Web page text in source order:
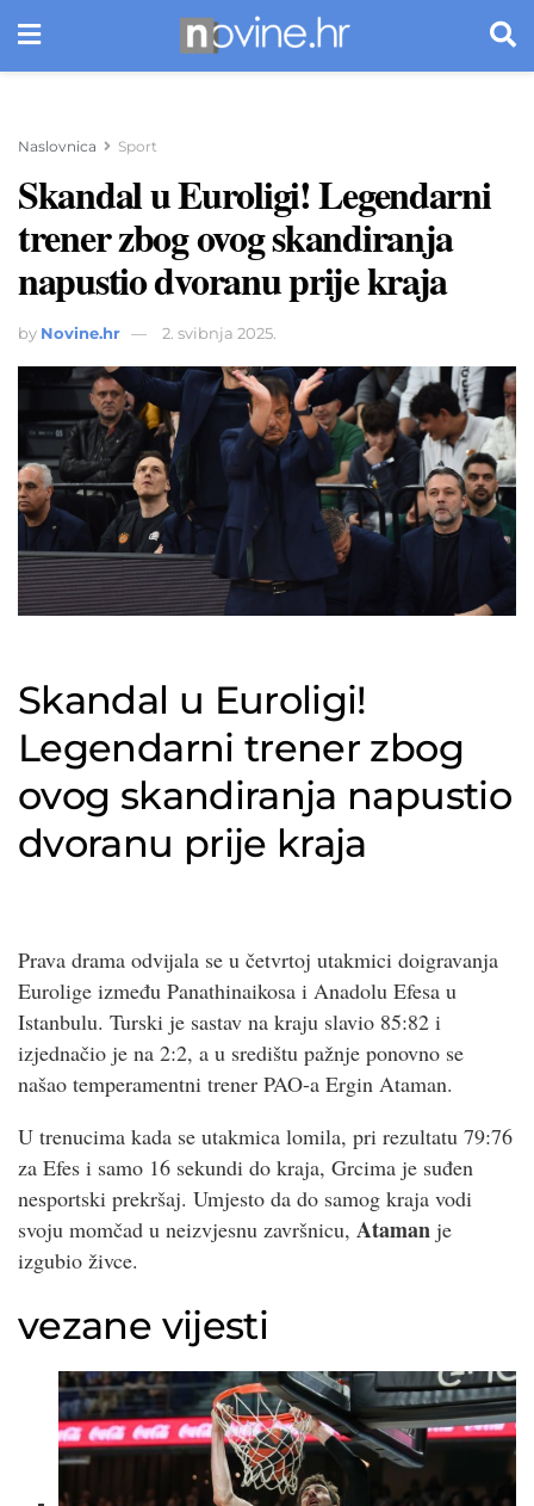
Naslovnica Sport
Skandal u Euroligi! Legendarni
trener zbog ovog skandiranja
napustio dvoranu prije kraja
by Novine.hr 2. svibnja 2025.
Skandal u Euroligi!
Legendarni trener zbog
ovog skandiranja napustio
dvoranu prije kraja
Prava drama odvijala se u četvrtoj utakmici doigravanja
Eurolige između Panathinaikosa i Anadolu Efesa u
Istanbulu. Turski je sastav na kraju slavio 85:82 i
izjednačio je na 2:2, a u središtu pažnje ponovno se
našao temperamentni trener PAO-a Ergin Ataman.
U trenucima kada se utakmica lomila, pri rezultatu 79:76
za Efes i samo 16 sekundi do kraja, Grcima je suđen
nesportski prekršaj. Umjesto da do samog kraja vodi
svoju momčad u neizvjesnu završnicu, Ataman je
izgubio živce.
vezane vijesti